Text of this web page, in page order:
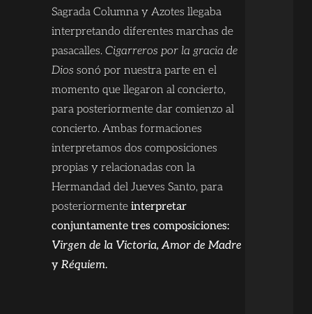
Sagrada Columna y Azotes llegaba
interpretando diferentes marchas de
pasacalles.Cigarreros por la gracia de
Dios sonó por nuestra parte en el
momento que llegaron al concierto,
para posteriormente dar comienzo al
concierto. Ambas formaciones
interpretamos dos composiciones
propias y relacionadas con la
Hermandad del Jueves Santo, para
posteriormenteinterpretar
conjuntamente tres composiciones:
Virgen de la Victoria, Amor de Madre
y Réquiem.